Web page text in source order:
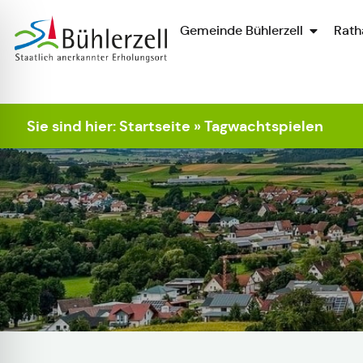
Gemeinde Bühlerzell
Sie sind hier:Startseite »Tagwachtspielen